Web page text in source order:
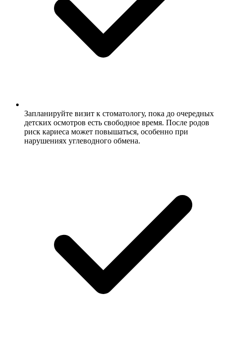
Запланируйте визит к стоматологу, пока до очередных
детских осмотров есть свободное время. После родов
риск кариеса может повышаться, особенно при
нарушениях углеводного обмена.